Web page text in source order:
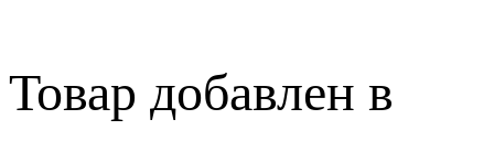
Товар добавлен в